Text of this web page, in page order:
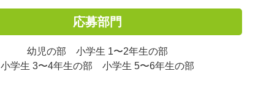
応募部門
幼児の部 小学生 1〜2年生の部
小学生 3〜4年生の部 小学生 5〜6年生の部